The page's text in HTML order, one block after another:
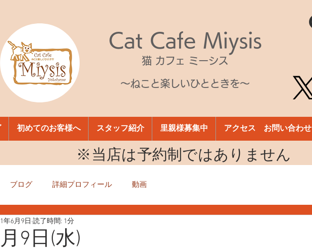
Cat Cafe Miysis
猫 カフェ ミーシス
～ねこと楽しいひとときを～
初めてのお客様へ スタッフ紹介 里親様募集中 アクセス お問い合わせ
​※当店は予約制ではありません
ブログ 詳細プロフィール 動画
9日(水)
年6月9日 読了時間: 1分